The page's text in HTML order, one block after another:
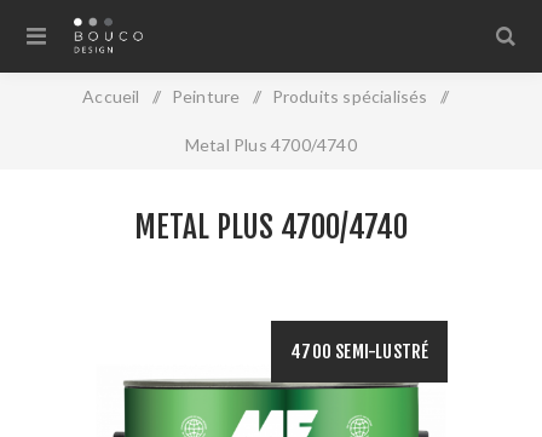
Accueil / Peinture / Produits spécialisés /
Metal Plus 4700/4740
4700 SEMI-LUSTRÉ
METAL PLUS 4700/4740